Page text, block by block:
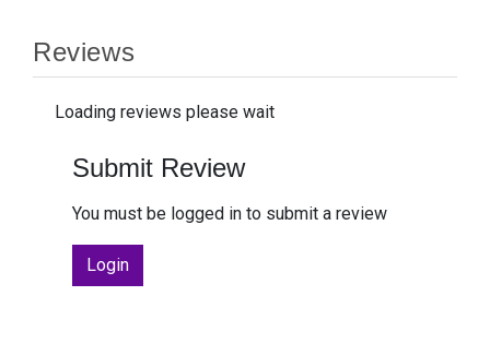
Reviews
Loading reviews please wait
Submit Review
You must be logged in to submit a review
Login